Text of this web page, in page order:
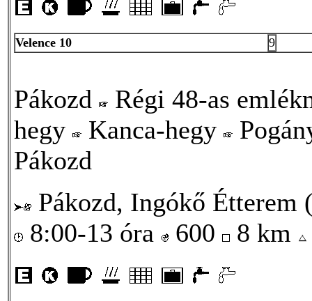
Velence 10 9
Pákozd
Régi 48-as
hegy
Kanca-hegy
Pákozd
Pákozd, Ingókő Étterem
8:00-13 óra
600 8 km